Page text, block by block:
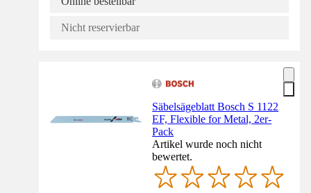
Nicht reservierbar
Säbelsägeblatt Bosch S 1122
EF, Flexible for Metal, 2er-
Pack
Artikel wurde noch nicht
bewertet.